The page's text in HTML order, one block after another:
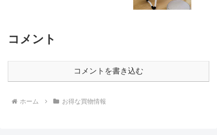
コメント
コメントを書き込む
ホーム お得な買物情報